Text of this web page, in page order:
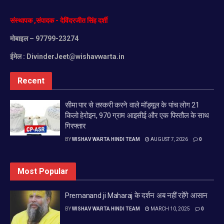
संस्थापक,संपादक-देविंदरजीतसिंहदर्शी
मोबाइल– 97799-23274
ईमेल : DivinderJeet@wishavwarta.in
Recent
सीमा पार से तस्करी करने वाले मॉड्यूल के पांच लोग 21
किलो हेरोइन, 970 ग्राम आइसीई और एक पिस्तौल के साथ
गिरफ्तार
BYWISHAV WARTA HINDI TEAM AUGUST 7, 2026 0
Most Popular
Premanand ji Maharaj के दर्शन अब नहीं रहेंगे आसान
BYWISHAV WARTA HINDI TEAM MARCH 10, 2025 0